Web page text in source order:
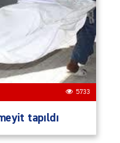
5733
tapıldı